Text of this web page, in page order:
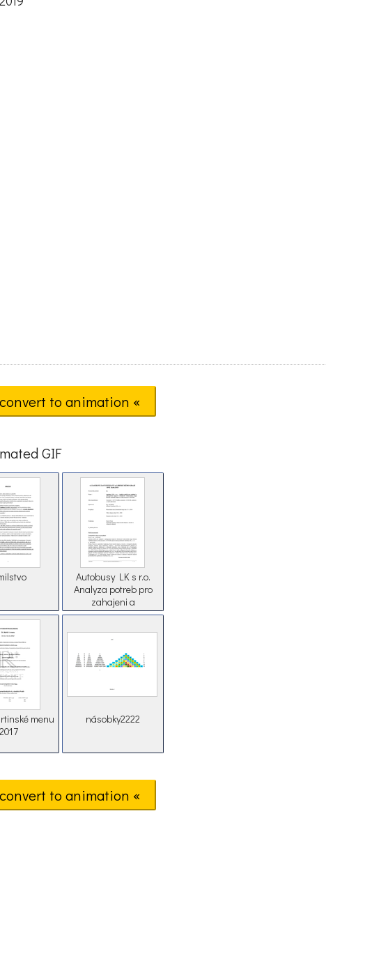
to animation «
GIF
Autobusy LK s r.o.
Analyza potreb pro
zahajeni a
zabezpeceni dopravni
Libereckeho kraje
menu
2017
násobky2222
to animation «